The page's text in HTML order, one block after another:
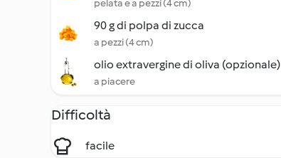
pelata e a pezzi (4 cm)
90 g di polpa di zucca
a pezzi (4 cm)
olio extravergine di oliva (opzionale)
a piacere
Difficoltà
facile